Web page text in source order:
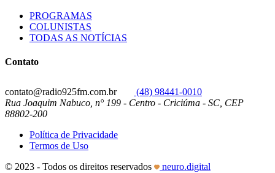
PROGRAMAS
COLUNISTAS
TODAS AS NOTÍCIAS
Contato
contato@radio925fm.com.br
(48) 98441-0010
Rua Joaquim Nabuco, n° 199 - Centro - Criciúma - SC, CEP
88802-200
Política de Privacidade
Termos de Uso
© 2023 - Todos os direitos reservados
neuro.digital